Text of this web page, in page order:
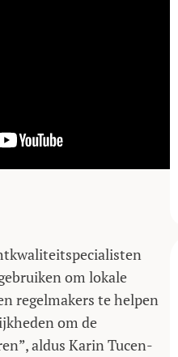
om lokale
regelmakers te helpen
om de
aldus Karin Tucen-